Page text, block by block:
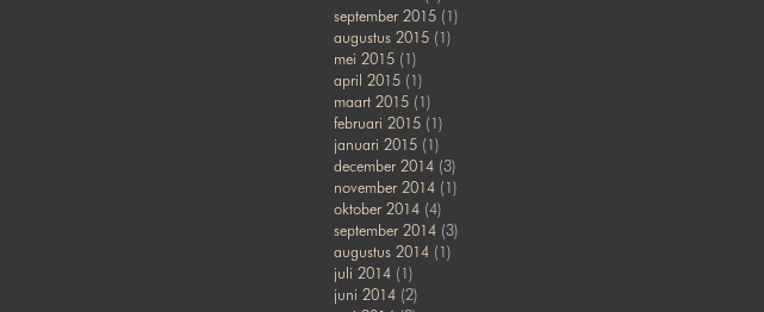
september 2015(1)
augustus 2015(1)
mei 2015(1)
april 2015(1)
maart 2015(1)
februari 2015(1)
januari 2015(1)
december 2014(3)
november 2014(1)
oktober 2014(4)
september 2014(3)
augustus 2014(1)
juli 2014(1)
juni 2014(2)